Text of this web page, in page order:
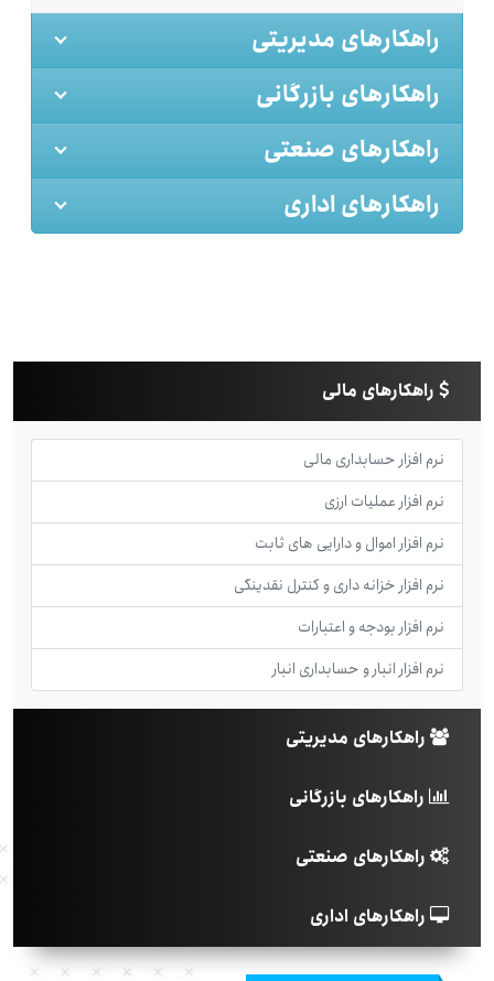
راهکارهای مدیریتی
راهکارهای بازرگانی
راهکارهای صنعتی
راهکارهای اداری
راهکارهای مالی
نرم افزار حسابداری مالی
نرم افزار عملیات ارزی
نرم افزار اموال و دارایی های ثابت
نرم افزار خزانه داری و کنترل نقدینگی
نرم افزار بودجه و اعتبارات
نرم افزار انبار و حسابداری انبار
راهکارهای مدیریتی
راهکارهای بازرگانی
راهکارهای صنعتی
راهکارهای اداری